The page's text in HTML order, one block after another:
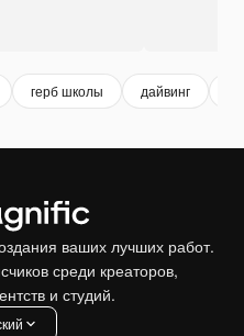
герб школы дайвинг
ваших лучших работ.
среди креаторов,
и студий.